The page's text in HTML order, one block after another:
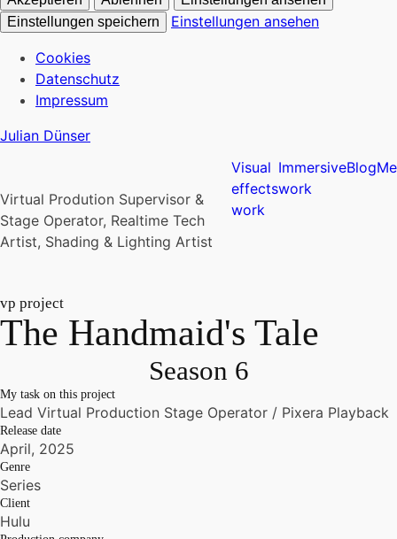
Einstellungen speichern
Einstellungen ansehen
Cookies
Datenschutz
Impressum
Julian Dünser
Virtual Prodution Supervisor &
Stage Operator, Realtime Tech
Artist, Shading & Lighting Artist
Visual
effects
work
Immersive
work
BlogMe
vp project
The Handmaid's Tale
Season 6
My task on this project
Lead Virtual Production Stage Operator / Pixera Playback
Release date
April, 2025
Genre
Series
Client
Hulu